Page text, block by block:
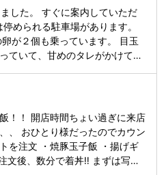
中華もやってたら回らなくなる
ビの天ぷら付きのセットを頼み
も♪
した。 すぐに案内していただ
められる駐車場があります。
が２個も乗っています。 目玉
ていて、甘めのタレがかけてあ
目玉焼きで辛さが中和されてし
です。 セットもあり、値段もお
れて満足です。
！！ 開店時間ちょい過ぎに来店
ウン
飯 ・揚げギ